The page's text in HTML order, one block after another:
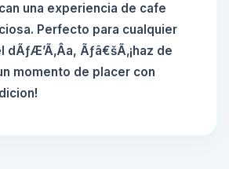
una experiencia de cafe
Perfecto para cualquier
Ãƒâ€šÃ‚¡haz de
momento de placer con